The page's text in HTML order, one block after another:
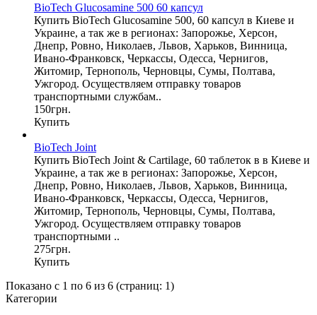
BioTech Glucosaminе 500 60 капсул
Купить BioTech Glucosaminе 500, 60 капсул в Киеве и
Украине, а так же в регионах: Запорожье, Херсон,
Днепр, Ровно, Николаев, Львов, Харьков, Винница,
Ивано-Франковск, Черкассы, Одесса, Чернигов,
Житомир, Тернополь, Черновцы, Сумы, Полтава,
Ужгород. Осуществляем отправку товаров
транспортными службам..
150грн.
Купить
BioTech Joint
Купить BioTech Joint & Cartilage, 60 таблеток в в Киеве и
Украине, а так же в регионах: Запорожье, Херсон,
Днепр, Ровно, Николаев, Львов, Харьков, Винница,
Ивано-Франковск, Черкассы, Одесса, Чернигов,
Житомир, Тернополь, Черновцы, Сумы, Полтава,
Ужгород. Осуществляем отправку товаров
транспортными ..
275грн.
Купить
Показано с 1 по 6 из 6 (страниц: 1)
Категории